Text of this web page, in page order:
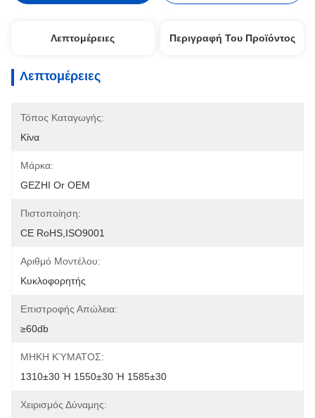
Λεπτομέρειες Περιγραφή Του Προϊόντος
Λεπτομέρειες
Τόπος Καταγωγής:
Κίνα
Μάρκα:
GEZHI Or OEM
Πιστοποίηση:
CE RoHS,ISO9001
Αριθμό Μοντέλου:
Κυκλοφορητής
Επιστροφής Απώλεια:
≥60db
ΜΗΚΗ ΚΎΜΑΤΟΣ:
1310±30 Ή 1550±30 Ή 1585±30
Χειρισμός Δύναμης: